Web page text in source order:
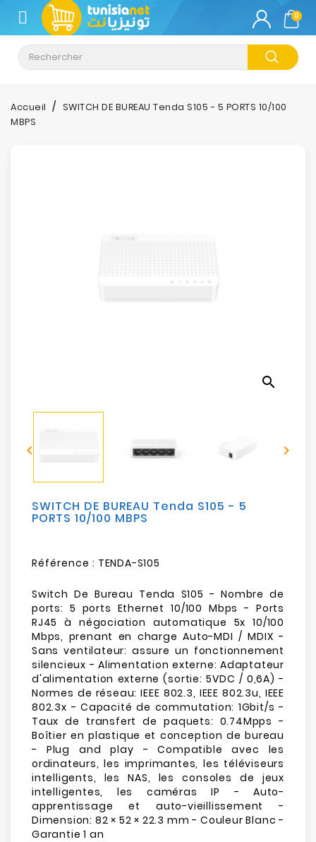
CATÉGORIE
Climatisation
Informatique
Sécurité
0
Accueil
SWITCH DE BUREAU Tenda S105 - 5 PORTS 10/100
MBPS
search
 
SWITCH DE BUREAU Tenda S105 - 5
PORTS 10/100 MBPS
Référence : TENDA-S105
Switch De Bureau Tenda S105 - Nombre de
ports: 5 ports Ethernet 10/100 Mbps - Ports
RJ45 à négociation automatique 5x 10/100
Mbps, prenant en charge Auto-MDI / MDIX -
Sans ventilateur: assure un fonctionnement
silencieux - Alimentation externe: Adaptateur
d'alimentation externe (sortie: 5VDC / 0,6A) -
Normes de réseau: IEEE 802.3, IEEE 802.3u, IEEE
802.3x - Capacité de commutation: 1Gbit/s -
Taux de transfert de paquets: 0.74Mpps -
Boîtier en plastique et conception de bureau
- Plug and play - Compatible avec les
ordinateurs, les imprimantes, les téléviseurs
intelligents, les NAS, les consoles de jeux
intelligentes, les caméras IP - Auto-
apprentissage et auto-vieillissement -
Dimension: 82 × 52 × 22.3 mm - Couleur Blanc -
Garantie 1 an